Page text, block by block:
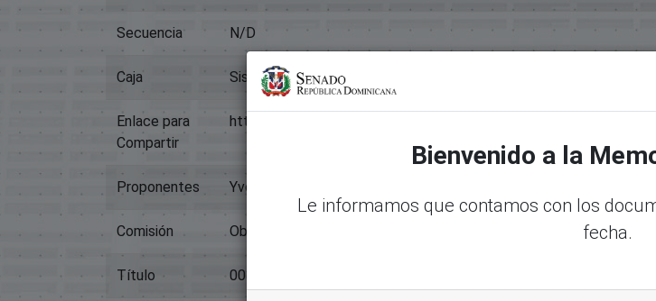
Secuencia N/D
Caja Sistema Legislativo
Enlace para
Compartir
https://memoriahistorica.senadord.gob.do/handle/123456789/
Proponentes Yvonne Chahín Sasso
Comisión Obras Públicas;
Título 00388 Construcion Carreteras Provinicia El Seibo
Bienvenido a la
Le informamos que contamos con los
fecha.